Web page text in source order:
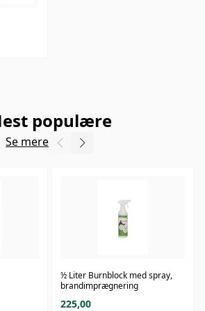
populære
Se mere
½ Liter Burnblock med spray,
brandimprægnering
225,00